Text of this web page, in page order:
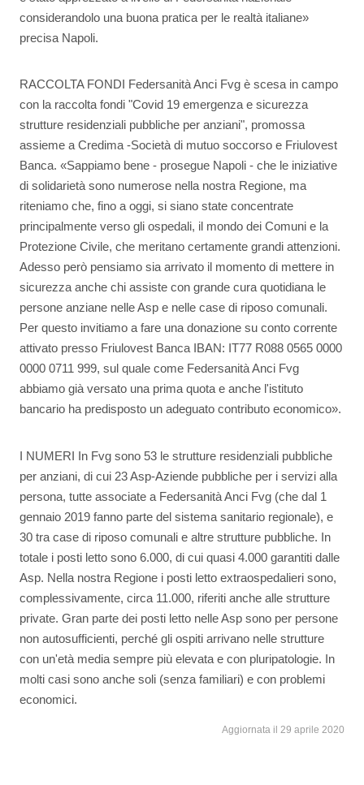
considerandolo una buona pratica per le realtà italiane»
precisa Napoli.
RACCOLTA FONDI Federsanità Anci Fvg è scesa in campo
con la raccolta fondi "Covid 19 emergenza e sicurezza
strutture residenziali pubbliche per anziani", promossa
assieme a Credima -Società di mutuo soccorso e Friulovest
Banca. «Sappiamo bene - prosegue Napoli - che le iniziative
di solidarietà sono numerose nella nostra Regione, ma
riteniamo che, fino a oggi, si siano state concentrate
principalmente verso gli ospedali, il mondo dei Comuni e la
Protezione Civile, che meritano certamente grandi attenzioni.
Adesso però pensiamo sia arrivato il momento di mettere in
sicurezza anche chi assiste con grande cura quotidiana le
persone anziane nelle Asp e nelle case di riposo comunali.
Per questo invitiamo a fare una donazione su conto corrente
attivato presso Friulovest Banca IBAN: IT77 R088 0565 0000
0000 0711 999, sul quale come Federsanità Anci Fvg
abbiamo già versato una prima quota e anche l'istituto
bancario ha predisposto un adeguato contributo economico».
I NUMERI In Fvg sono 53 le strutture residenziali pubbliche
per anziani, di cui 23 Asp-Aziende pubbliche per i servizi alla
persona, tutte associate a Federsanità Anci Fvg (che dal 1
gennaio 2019 fanno parte del sistema sanitario regionale), e
30 tra case di riposo comunali e altre strutture pubbliche. In
totale i posti letto sono 6.000, di cui quasi 4.000 garantiti dalle
Asp. Nella nostra Regione i posti letto extraospedalieri sono,
complessivamente, circa 11.000, riferiti anche alle strutture
private. Gran parte dei posti letto nelle Asp sono per persone
non autosufficienti, perché gli ospiti arrivano nelle strutture
con un'età media sempre più elevata e con pluripatologie. In
molti casi sono anche soli (senza familiari) e con problemi
economici.
Aggiornata il 29 aprile 2020